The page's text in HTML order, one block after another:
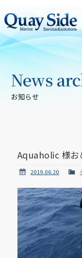
お知らせ
News
Aquaholic 様お
2019.06.20